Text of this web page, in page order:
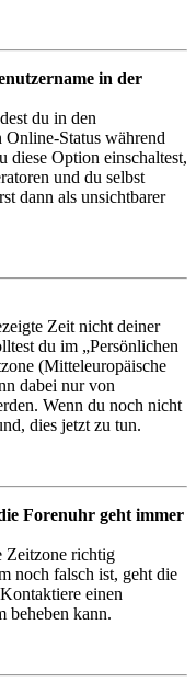
in der
du in den
Status während
diese Option einschaltest,
und du selbst
dann als unsichtbarer
Zeit nicht deiner
du im „Persönlichen
(Mitteleuropäische
dabei nur von
Wenn du noch nicht
dies jetzt zu tun.
Forenuhr geht immer
Zeitzone richtig
noch falsch ist, geht die
einen
beheben kann.